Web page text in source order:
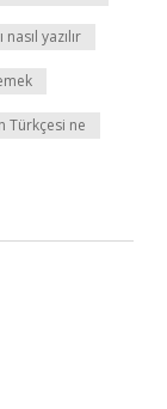
yazılır
Türkçesi ne